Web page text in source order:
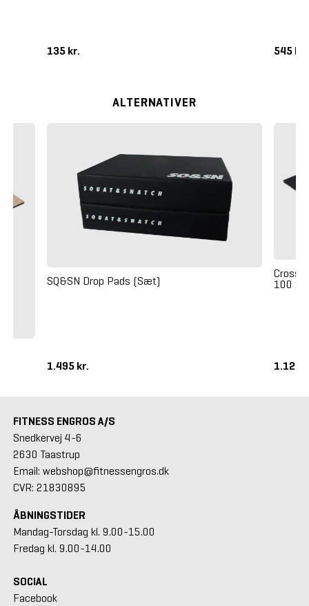
135 kr. 545 kr.
ALTERNATIVER
SQ&SN Drop Pads (Sæt)
1.495 kr.
100 x
1.125
FITNESS ENGROS A/S
Snedkervej 4-6
2630 Taastrup
Email: webshop@fitnessengros.dk
CVR: 21830895
ÅBNINGSTIDER
Mandag-Torsdag kl. 9.00-15.00
Fredag kl. 9.00-14.00
SOCIAL
Facebook